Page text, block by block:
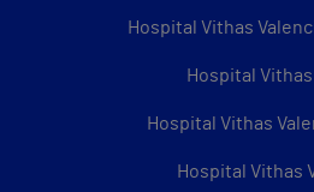
Hospital Vithas
Hospital
Hospital Vithas
Hospital Vithas